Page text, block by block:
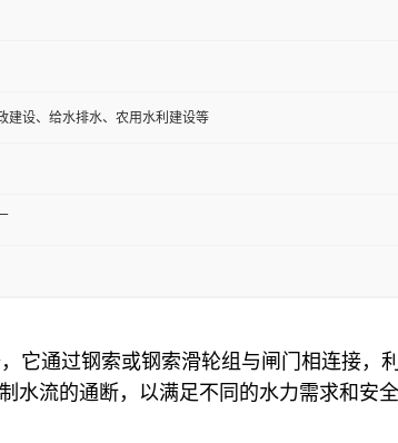
建设、给水排水、农用水利建设等
通过钢索或钢索滑轮组与闸门相连接，
流的通断，以满足不同的水力需求和安全